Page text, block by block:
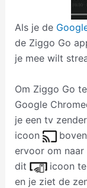
Als je de
de Ziggo Go
je mee wilt
Om Ziggo Go
Google
je een tv
icoon
ervoor om
dit
icoon
en je ziet de